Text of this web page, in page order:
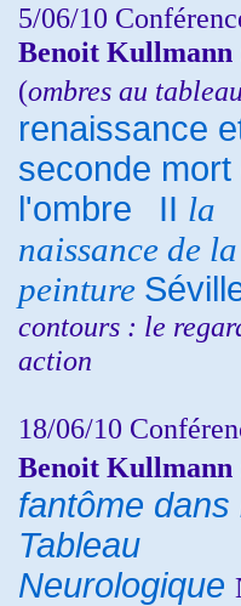
5/06/10
Benoit Kullmann
(ombres au
renaissance
seconde mort
l'ombre
II la
naissance de la
peinture
contours : le
action
18/06/10
Benoit Kullmann
fantôme dans
Tableau
Neurologique